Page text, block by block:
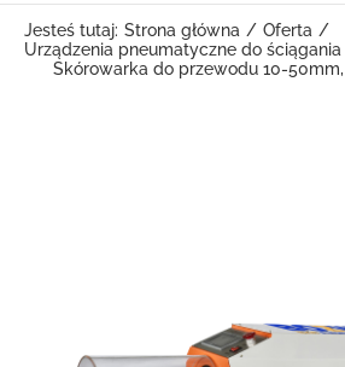
Jesteś tutaj: Strona główna
Oferta
Urządzenia pneumatyczne do
Skórowarka do przewodu 10-